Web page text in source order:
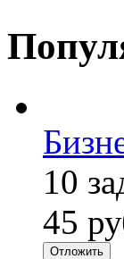
10
45
Отложить